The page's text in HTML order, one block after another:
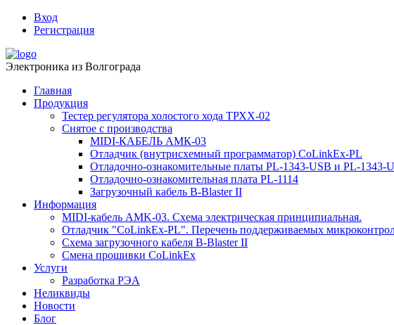
Вход
Регистрация
Электроника из Волгограда
Главная
Продукция
Тестер регулятора холостого хода ТРХХ-02
Снятое с производства
MIDI-КАБЕЛЬ АМК-03
Отладчик (внутрисхемный программатор) CoLinkEx-PL
Отладочно-ознакомительные платы PL-1343-USB и PL-1343-
Отладочно-ознакомительная плата PL-1114
Загрузочный кабель B-Blaster II
Информация
MIDI-кабель AMK-03. Схема электрическая принципиальная.
Отладчик "CoLinkEx-PL". Перечень поддерживаемых
Схема загрузочного кабеля B-Blaster II
Смена прошивки CoLinkEx
Услуги
Разработка РЭА
Неликвиды
Новости
Блог